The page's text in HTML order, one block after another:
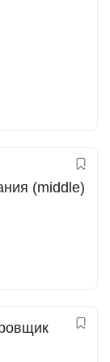
(middle)